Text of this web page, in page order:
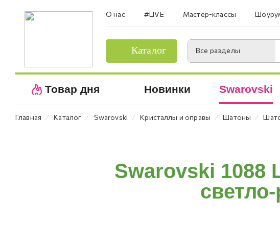
О нас #LIVE Мастер-классы
Каталог Все разделы
Товар дня Новинки Swarovski
Главная ⁄ Каталог ⁄ Swarovski ⁄ Кристаллы и оправы ⁄ Шатоны ⁄
Swarovski 1088